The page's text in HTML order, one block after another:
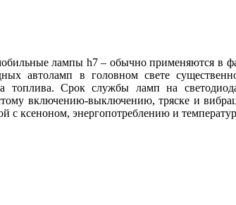
лампы h7 – обычно применяются в
автоламп в головном свете
топлива. Срок службы ламп на
включению-выключению, тряске и
с ксеноном, энергопотреблению и